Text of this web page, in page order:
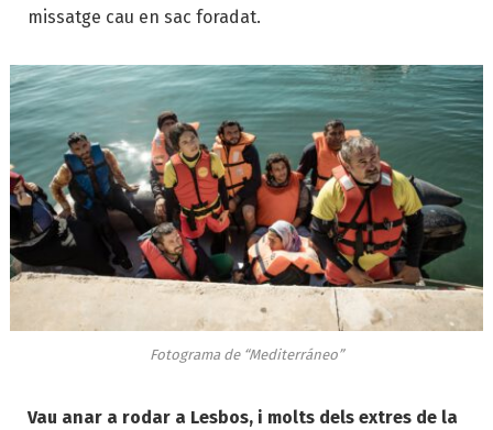
missatge cau en sac foradat.
Fotograma de “Mediterráneo”
Vau anar a rodar a Lesbos, i molts dels extres de la